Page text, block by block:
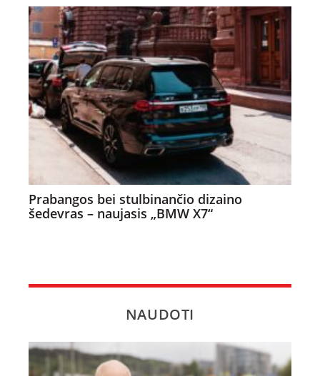
Prabangos bei stulbinančio dizaino
šedevras – naujasis „BMW X7“
NAUDOTI